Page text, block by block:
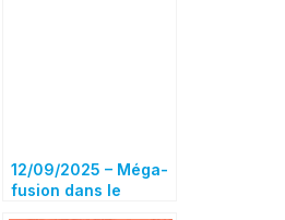
12/09/2025 – Méga-
fusion dans le